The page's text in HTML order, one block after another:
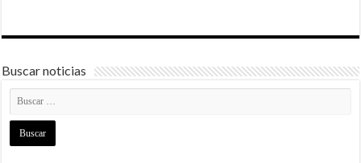
Buscar noticias